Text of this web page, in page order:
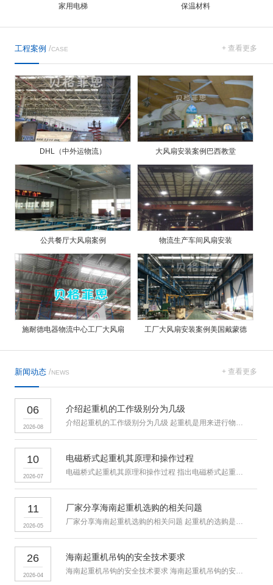
家用电梯 保温材料
工程案例 /CASE + 查看更多
DHL（中外运物流） 大风扇安装案例巴西教堂
公共餐厅大风扇案例 物流生产车间风扇安装
施耐德电器物流中心工厂大风扇 工厂大风扇安装案例美国戴蒙德
新闻动态 /NEWS + 查看更多
06
2026-08
介绍起重机的工作级别分为几级
介绍起重机的工作级别分为几级 起重机是用来进行物料搬运和吊装的
10
2026-07
电磁桥式起重机其原理和操作过程
电磁桥式起重机其原理和操作过程 指出电磁桥式起重机通过电磁吸盘
11
2026-05
厂家分享海南起重机选购的相关问题
厂家分享海南起重机选购的相关问题 起重机的选购是众多用户所关心
26
2026-04
海南起重机吊钩的安全技术要求
海南起重机吊钩的安全技术要求 海南起重机吊钩的安全检验人力驱动